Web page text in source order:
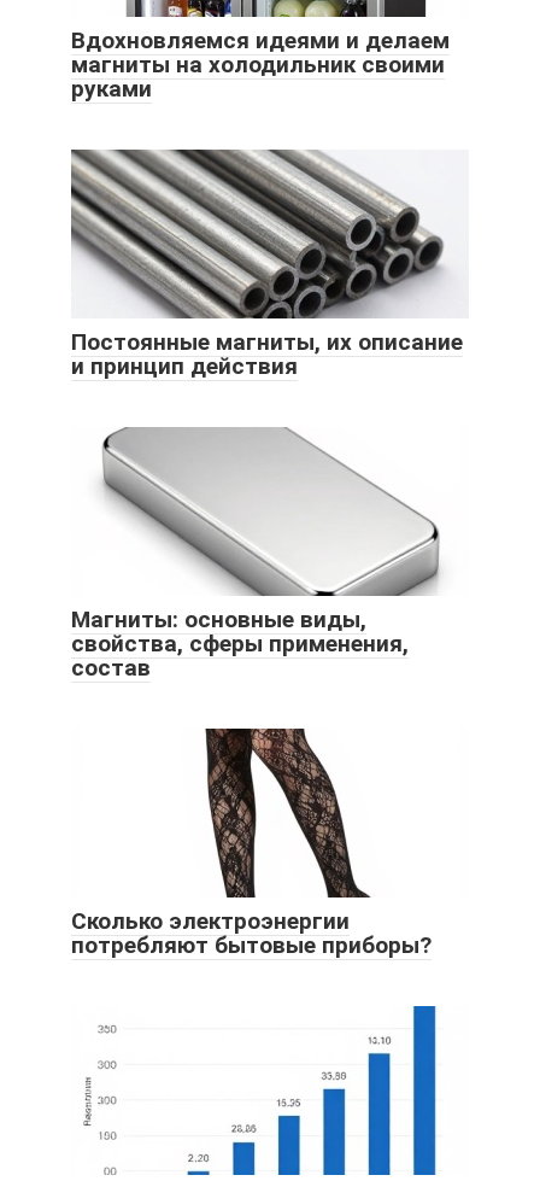
Вдохновляемся идеями и делаем
магниты на холодильник своими
руками
Постоянные магниты, их описание
и принцип действия
Магниты: основные виды,
свойства, сферы применения,
состав
Сколько электроэнергии
потребляют бытовые приборы?